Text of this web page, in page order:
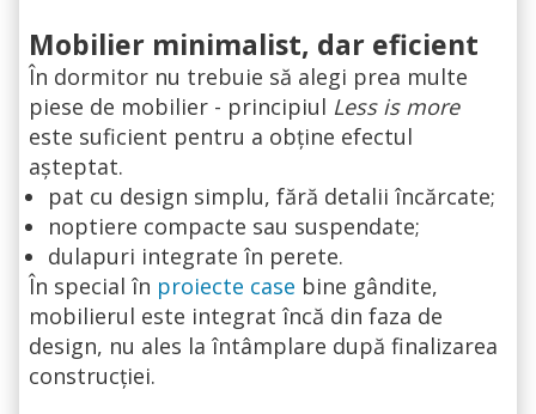
Mobilier minimalist, dar eficient
În dormitor nu trebuie să alegi prea multe
piese de mobilier - principiul Less is more
este suficient pentru a obține efectul
așteptat.
pat cu design simplu, fără detalii încărcate;
noptiere compacte sau suspendate;
dulapuri integrate în perete.
În special în proiecte case bine gândite,
mobilierul este integrat încă din faza de
design, nu ales la întâmplare după finalizarea
construcției.